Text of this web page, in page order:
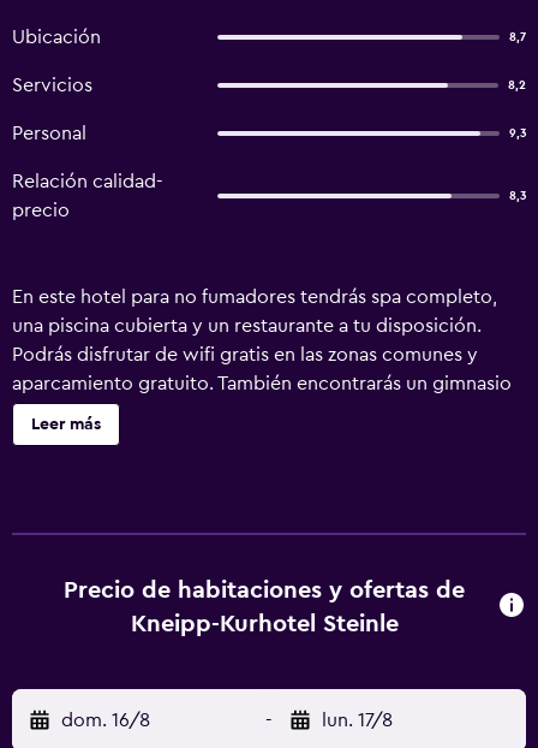
Ubicación 8,7
Servicios 8,2
Personal 9,3
Relación calidad-
precio
8,3
En este hotel para no fumadores tendrás spa completo,
una piscina cubierta y un restaurante a tu disposición.
Podrás disfrutar de wifi gratis en las zonas comunes y
aparcamiento gratuito. También encontrarás un gimnasio
abierto las 24 horas, una sauna y una bañera de
hidromasaje. Kneipp Kurhotel Steinle ofrece 45
profunda, albornoces, y secador de pelo. Este hotel en
Bad Wörishofen ofrece acceso a Internet wifi gratis. Entre
de oficina y teléfono. Se ofrece servicio de limpieza todos
los días y es posible solicitar juegos de cama
Leer más
Precio de habitaciones y ofertas de
Kneipp-Kurhotel Steinle
dom. 16/8 - lun. 17/8